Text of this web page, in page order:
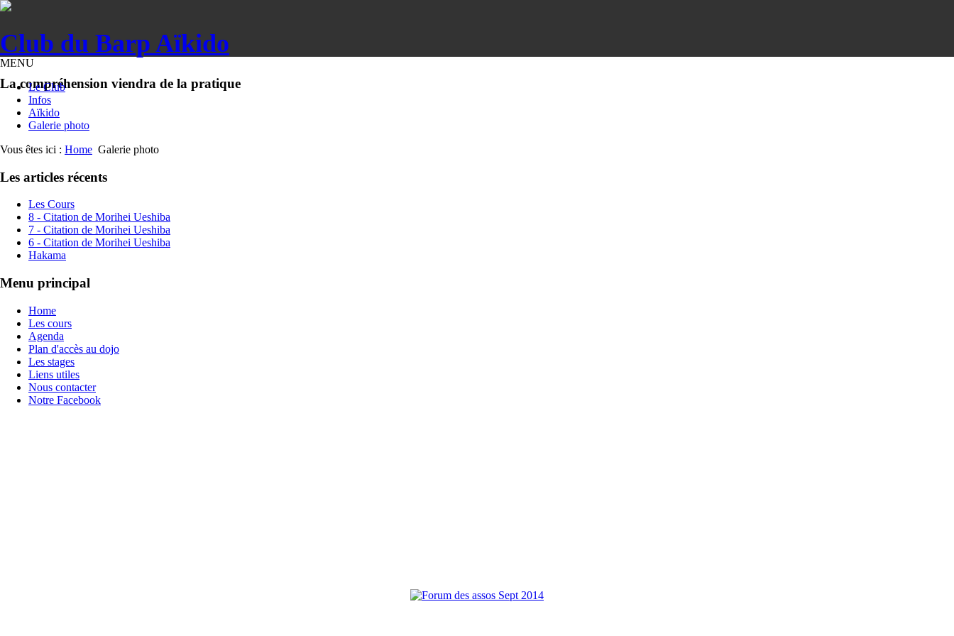
Club du Barp Aïkido
La compréhension viendra de la pratique
MENU
Le Club
Infos
Aïkido
Galerie photo
Vous êtes ici : Home Galerie photo
Les articles récents
Les Cours
8 - Citation de Morihei Ueshiba
7 - Citation de Morihei Ueshiba
6 - Citation de Morihei Ueshiba
Hakama
Menu principal
Home
Les cours
Agenda
Plan d'accès au dojo
Les stages
Liens utiles
Nous contacter
Notre Facebook